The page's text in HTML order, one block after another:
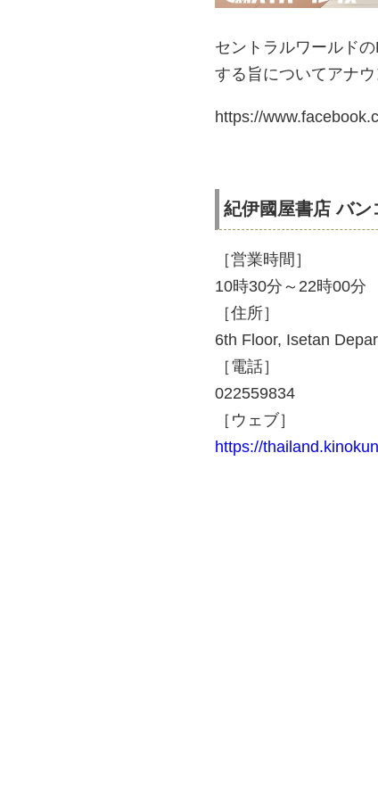
セントラルワールド
する旨についてアナウ
https://
紀伊國屋書店 バン
［営業時間］
10時30分～22時00分
［住所］
6th Floor, Isetan
［電話］
022559834
［ウェブ］
https://